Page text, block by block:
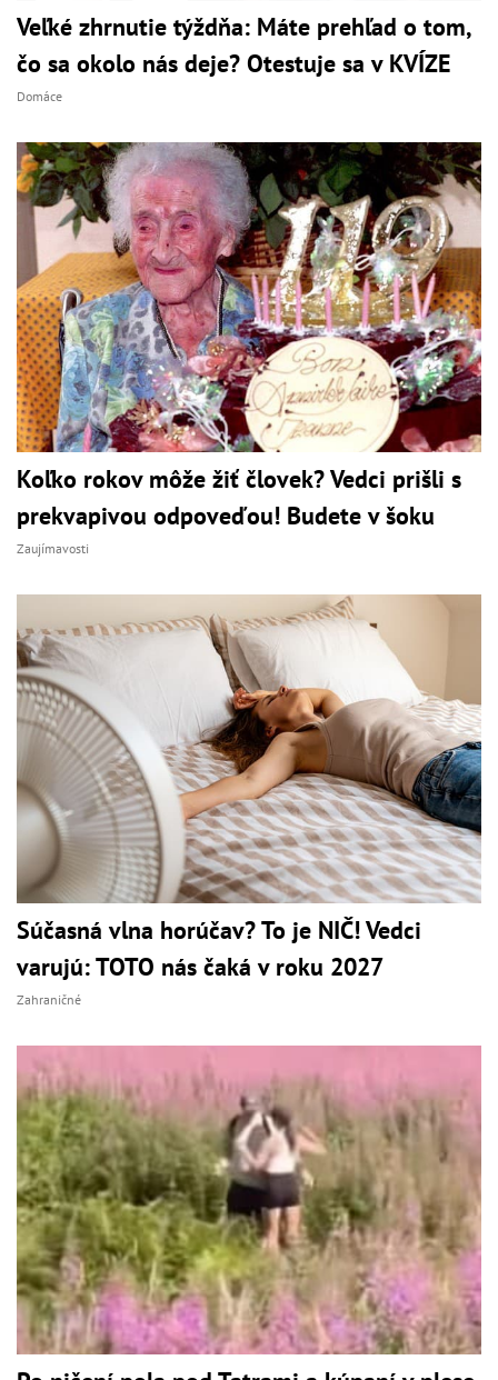
Veľké zhrnutie týždňa: Máte prehľad o tom,
čo sa okolo nás deje? Otestuje sa v KVÍZE
Domáce
Koľko rokov môže žiť človek? Vedci prišli s
prekvapivou odpoveďou! Budete v šoku
Zaujímavosti
Súčasná vlna horúčav? To je NIČ! Vedci
varujú: TOTO nás čaká v roku 2027
Zahraničné